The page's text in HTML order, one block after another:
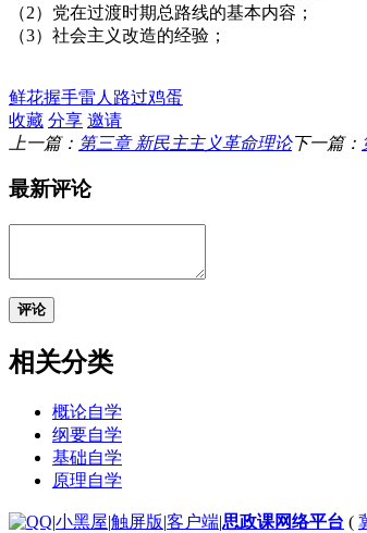
（2） 党在过渡时期总路线的基本内容；
（3）社会主义改造的经验；
鲜花握手雷人 路过鸡蛋
收藏 分享 邀请
上一篇： 第三章 新民主主义革命理论下一篇：
最新评论
评论
相关分类
概论自学
纲要自学
基础自学
原理自学
|小黑屋|触屏版|客户端|思政课网络平台 (